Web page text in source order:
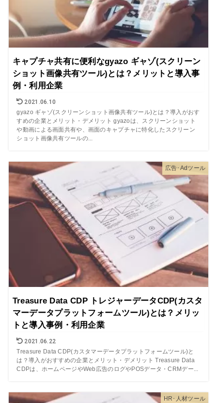
キャプチャ共有に便利なgyazo ギャゾ(スクリーン
ショット画像共有ツール)とは？メリットと導入事
例・利用企業
2021.06.10
gyazo ギャゾ(スクリーンショット画像共有ツール)とは？導入がおす
すめの企業とメリット・デメリット gyazoは、スクリーンショット
や動画による画面共有や、画面のキャプチャに特化したスクリーン
ショット画像共有ツールの...
広告･Adツール
Treasure Data CDP トレジャーデータCDP(カスタ
マーデータプラットフォームツール)とは？メリッ
トと導入事例・利用企業
2021.06.22
Treasure Data CDP(カスタマーデータプラットフォームツール)と
は？導入がおすすめの企業とメリット・デメリット Treasure Data
CDPは、ホームページやWeb広告のログやPOSデータ・CRMデー...
HR･人材ツール